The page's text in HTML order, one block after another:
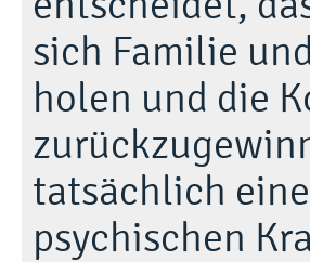
sich Familie
holen und die
tatsächlich
psychischen